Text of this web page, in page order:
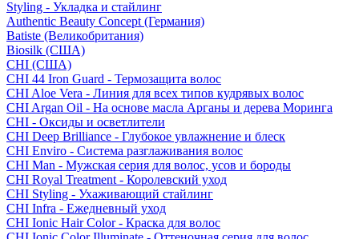
Styling - Укладка и стайлинг
Authentic Beauty Concept (Германия)
Batiste (Великобритания)
Biosilk (США)
CHI (США)
CHI 44 Iron Guard - Термозащита волос
CHI Aloe Vera - Линия для всех типов кудрявых волос
CHI Argan Oil - На основе масла Арганы и дерева Моринга
CHI - Оксиды и осветлители
CHI Deep Brilliance - Глубокое увлажнение и блеск
CHI Enviro - Система разглаживания волос
CHI Man - Мужская серия для волос, усов и бороды
CHI Royal Treatment - Королевский уход
CHI Styling - Ухаживающий стайлинг
CHI Infra - Ежедневный уход
CHI Ionic Hair Color - Краска для волос